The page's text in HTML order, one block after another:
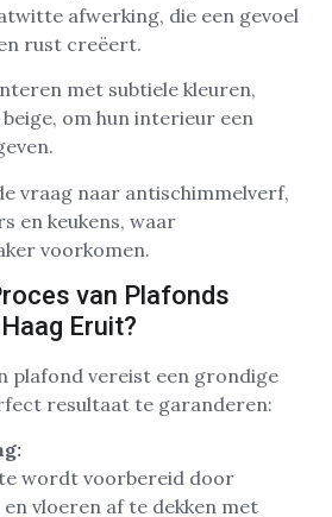
afwerking, die een gevoel
rust creëert.
met subtiele kleuren,
om hun interieur een
vraag naar antischimmelverf,
en keukens, waar
voorkomen.
van Plafonds
Eruit?
plafond vereist een grondige
resultaat te garanderen:
wordt voorbereid door
en vloeren af te dekken met